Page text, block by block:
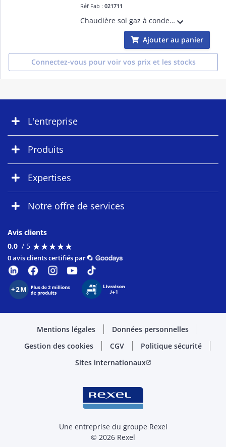
Réf Fab :021711
Chaudière sol gaz à condensation, chauffage 28 kW + ECS accumulée avec ballon serpentin 130 L - 23L/min
Ajouter au panier
Connectez-vous pour voir vos prix et les stocks
L'entreprise
Produits
Expertises
Notre offre de services
Avis clients
0.0 / 5 ★★★★★
★★★★★
0 avis clients certifiés par
Mentions légales
Données personnelles
Gestion des cookies
CGV
Politique sécurité
Sites internationauxopen_in_new
Une entreprise du groupe Rexel
© 2026 Rexel